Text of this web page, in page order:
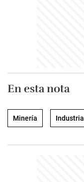
En esta nota
Minería Industria